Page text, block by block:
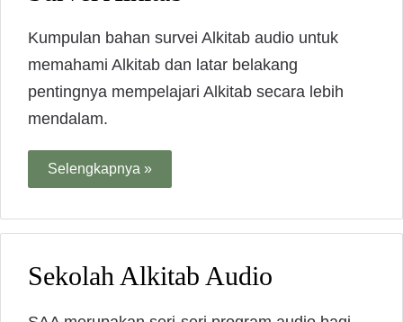
Kumpulan bahan survei Alkitab audio untuk
memahami Alkitab dan latar belakang
pentingnya mempelajari Alkitab secara lebih
mendalam.
Selengkapnya »
Sekolah Alkitab Audio